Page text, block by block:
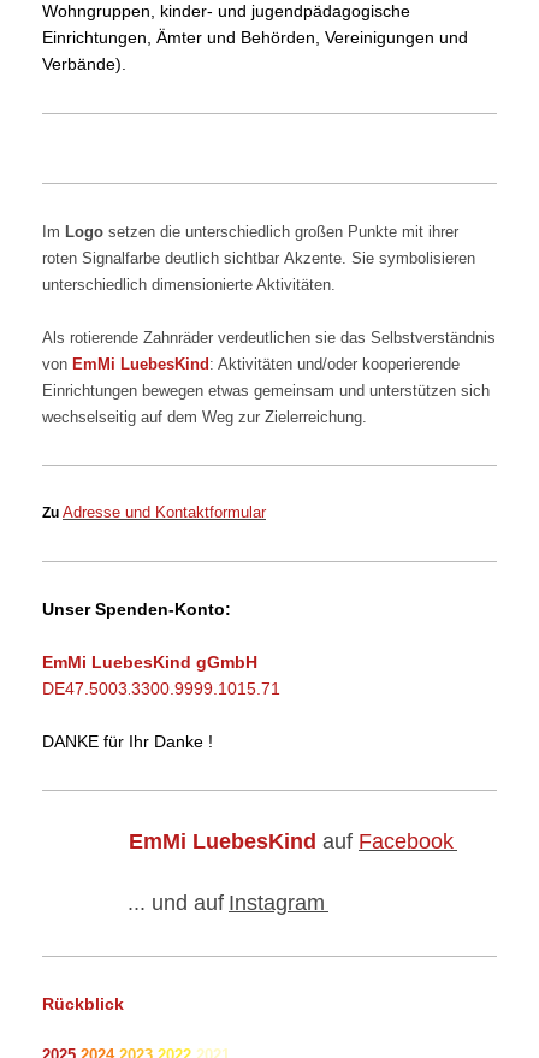
Wohngruppen, kinder- und jugendpädagogische
Einrichtungen, Ämter und Behörden, Vereinigungen und
Verbände).
Im Logo setzen die unterschiedlich großen Punkte mit ihrer
roten Signalfarbe deutlich sichtbar Akzente. Sie symbolisieren
unterschiedlich dimensionierte Aktivitäten.
Als rotierende Zahnräder verdeutlichen sie das Selbstverständnis
von EmMi LuebesKind : Aktivitäten und/oder kooperierende
Einrichtungen bewegen etwas gemeinsam und unterstützen sich
wechselseitig auf dem Weg zur Zielerreichung.
Zu Adresse und Kontaktformular
Unser Spenden-Konto:
EmMi LuebesKind gGmbH
DE47.5003 3300.9999.1015.71
DANKE für Ihr Danke !
EmMi LuebesKind auf Facebook
... und auf Instagram
Rückblick